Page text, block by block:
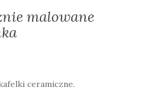
malowane
ceramiczne.